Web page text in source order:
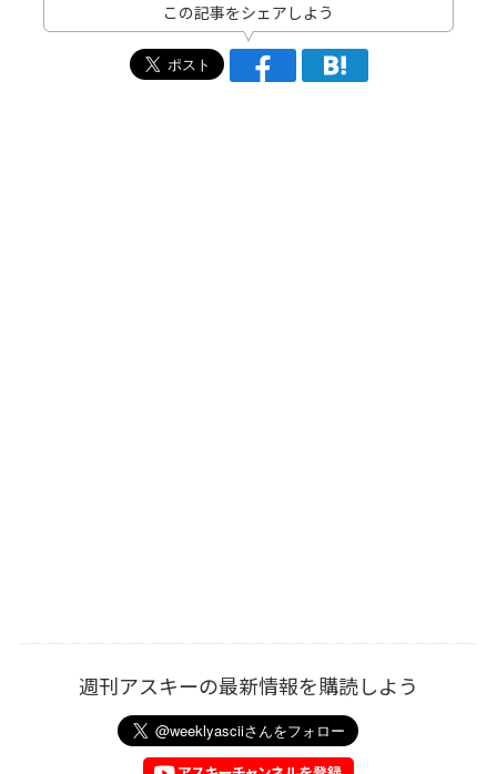
この記事をシェアしよう
週刊アスキーの最新情報を購読しよう